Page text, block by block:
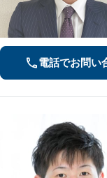
電話でお問い